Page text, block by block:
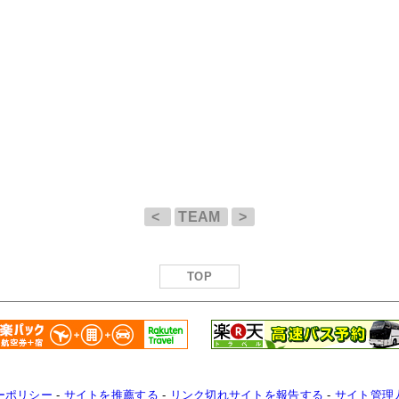
< TEAM >
TOP
ポリシー - サイトを推薦する - リンク切れサイトを報告する - サイト管理